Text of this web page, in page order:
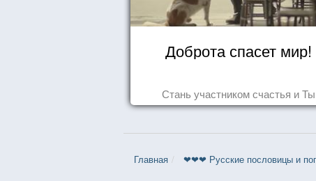
Доброта спасет мир!
Стань участником счастья и Ты
Главная ❤❤❤ Русские пословицы и